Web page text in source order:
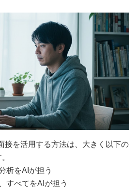
接を活用する方法は、大きく以下の
析をAIが担う
すべてをAIが担う